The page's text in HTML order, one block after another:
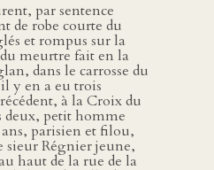
par sentence
de robe courte du
et rompus sur la
meurtre fait en la
dans le carrosse du
y en a eu trois
à la Croix du
deux, petit homme
parisien et filou,
sieur Régnier jeune,
haut de la rue de la